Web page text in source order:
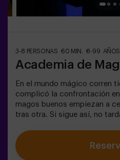
3-8 PERSONAS 60 MIN. 8-99 AÑOS
Academia de
En el mundo mágico corren
complicó la confrontación
magos buenos empiezan a
tras otra. Si sigue así, no
equilibrio es utilizar el poder
Primero hay que crearla
hacerlo en toda la historia de